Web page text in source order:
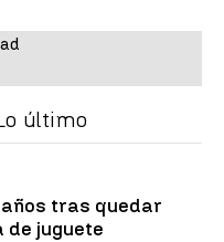
último
tras quedar
de juguete